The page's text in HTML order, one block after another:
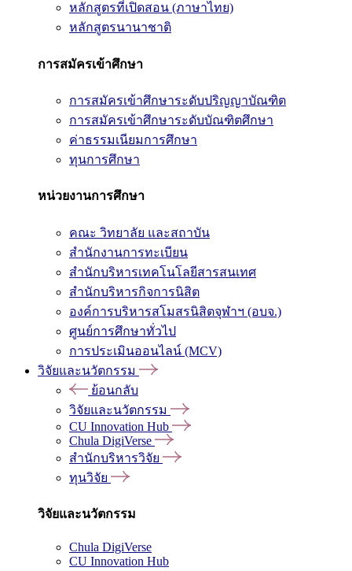
หลักสูตรที่เปิดสอน (ภาษาไทย)
หลักสูตรนานาชาติ
การสมัครเข้าศึกษา
การสมัครเข้าศึกษาระดับปริญญาบัณฑิต
การสมัครเข้าศึกษาระดับบัณฑิตศึกษา
ค่าธรรมเนียมการศึกษา
ทุนการศึกษา
หน่วยงานการศึกษา
คณะ วิทยาลัย และสถาบัน
สำนักงานการทะเบียน
สำนักบริหารเทคโนโลยีสารสนเทศ
สำนักบริหารกิจการนิสิต
องค์การบริหารสโมสรนิสิตจุฬาฯ (อบจ.)
ศูนย์การศึกษาทั่วไป
การประเมินออนไลน์ (MCV)
วิจัยและนวัตกรรม
ย้อนกลับ
วิจัยและนวัตกรรม
CU Innovation Hub
Chula DigiVerse
สำนักบริหารวิจัย
ทุนวิจัย
วิจัยและนวัตกรรม
Chula DigiVerse
CU Innovation Hub